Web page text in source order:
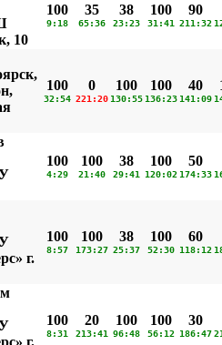
10
100
9:18
35
65:36
38
23:23
100
31:41
90
211:32
100
32:54
0
221:20
100
130:55
100
136:23
40
141:09
100
4:29
100
21:40
38
29:41
100
120:02
50
174:33
г.
100
8:57
100
173:27
38
25:37
100
52:30
60
118:12
г.
100
8:31
20
213:41
100
96:48
100
56:12
30
186:47